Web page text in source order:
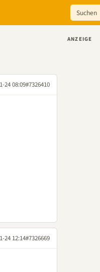
24 08:09#7326410
24 12:14#7326669
ANZEIGE